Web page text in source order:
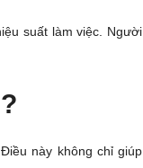
suất làm việc. Người
này không chỉ giúp